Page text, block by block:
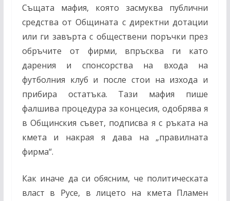
Същата мафия, която засмуква публични
средства от Общината с директни дотации
или ги завърта с обществени поръчки през
обръчите от фирми, впръсква ги като
дарения и спонсорства на входа на
футболния клуб и после стои на изхода и
прибира остатъка. Тази мафия пише
фалшива процедура за концесия, одобрява я
в Общинския съвет, подписва я с ръката на
кмета и накрая я дава на „правилната
фирма“.
Как иначе да си обясним, че политическата
власт в Русе, в лицето на кмета Пламен